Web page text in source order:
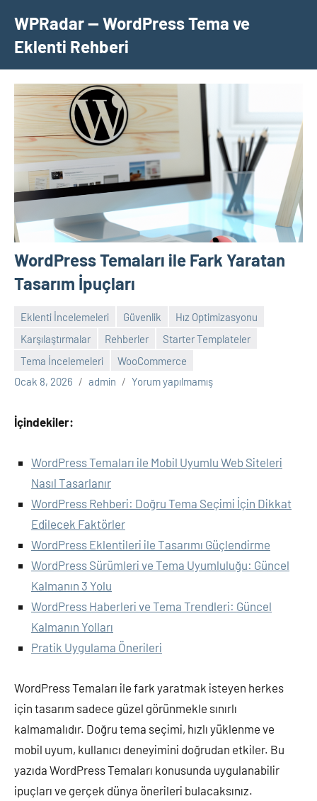
geçWPRadar — WordPress Tema ve
Eklenti Rehberi
WordPress Temaları ile Fark Yaratan
Tasarım İpuçları
Eklenti İncelemeleri Güvenlik
Hız Optimizasyonu
Karşılaştırmalar
Rehberler
Starter Templateler
Tema İncelemeleri
WooCommerce
Ocak 8, 2026
admin Yorum yapılmamış
İçindekiler:
WordPress Temaları ile Mobil Uyumlu Web Siteleri
Nasıl Tasarlanır
WordPress Rehberi: Doğru Tema Seçimi İçin Dikkat
Edilecek Faktörler
WordPress Eklentileri ile Tasarımı Güçlendirme
WordPress Sürümleri ve Tema Uyumluluğu: Güncel
Kalmanın 3 Yolu
WordPress Haberleri ve Tema Trendleri: Güncel
Kalmanın Yolları
Pratik Uygulama Önerileri
WordPress Temaları ile fark yaratmak isteyen herkes
için tasarım sadece güzel görünmekle sınırlı
kalmamalıdır. Doğru tema seçimi, hızlı yüklenme ve
mobil uyum, kullanıcı deneyimini doğrudan etkiler. Bu
yazıda WordPress Temaları konusunda uygulanabilir
ipuçları ve gerçek dünya önerileri bulacaksınız.